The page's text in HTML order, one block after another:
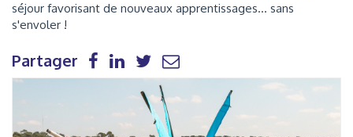
séjour favorisant de nouveaux apprentissages... sans
s'envoler !
Partager